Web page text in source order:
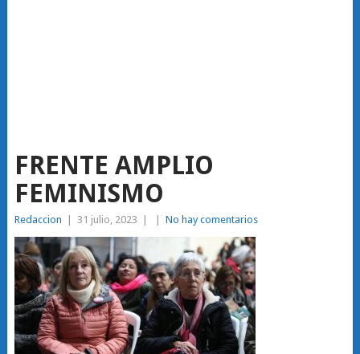
FRENTE AMPLIO
FEMINISMO
Redaccion 31 julio, 2023 No hay comentarios